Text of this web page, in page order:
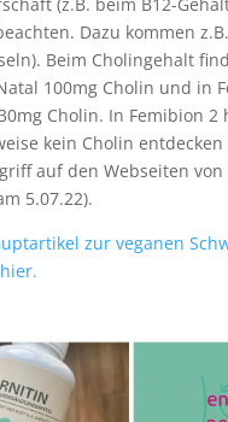
Dazu kommen
Beim Cholingehalt
100mg Cholin und in
Cholin. In Femibion 2
kein Cholin entdecken
auf den Webseiten
5.07.22).
zur veganen